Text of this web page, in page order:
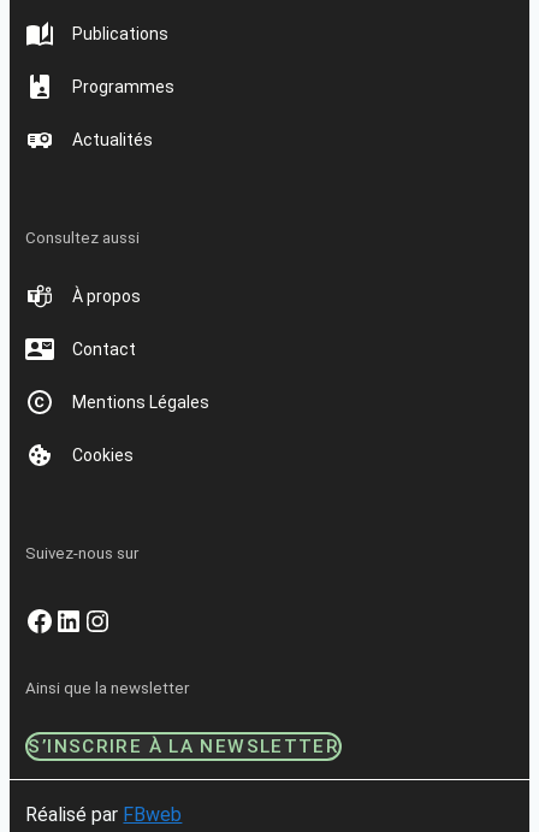
Publications
Programmes
Actualités
Consultez aussi
À propos
Contact
Mentions Légales
Cookies
Suivez-nous sur
Facebook
LinkedIn
Instagram
Ainsi que la newsletter
S’INSCRIRE À LA NEWSLETTER
Réalisé par FBweb